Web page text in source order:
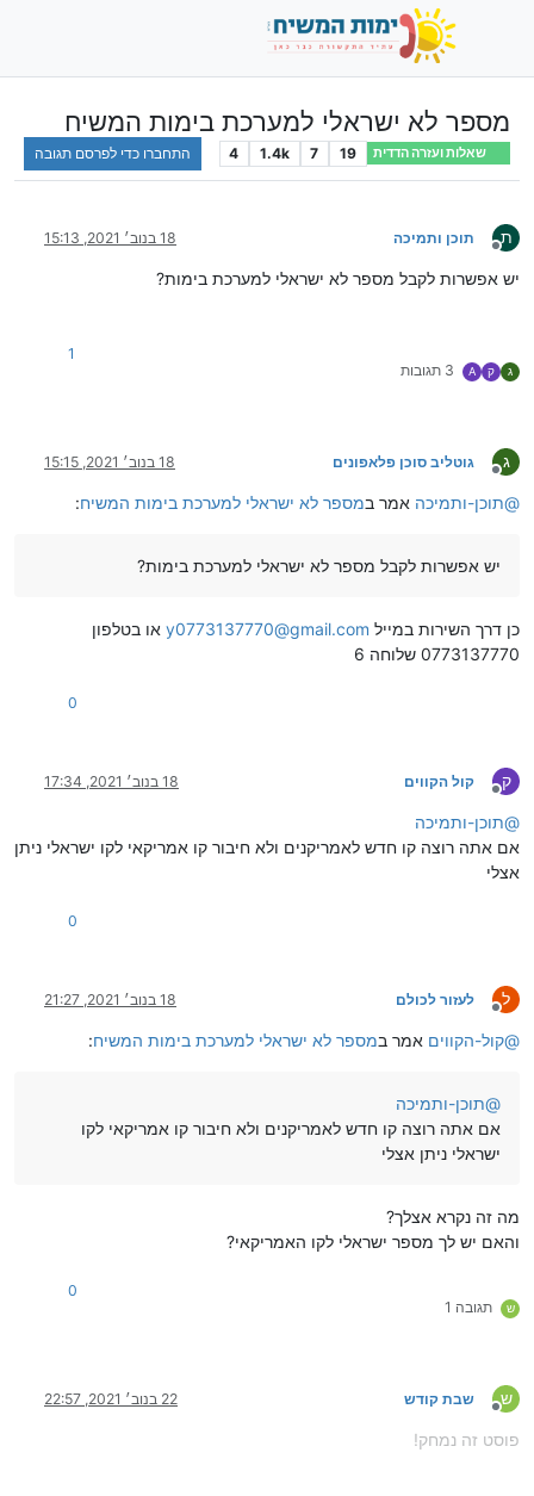
מספר לא ישראלי למערכת בימות המשיח
שאלות ועזרה הדדית 19
7
1.4k
4 התחברו כדי לפרסם תגובה
ת
מנותק
תוכן ותמיכה 18 בנוב׳ 2021, 15:13
יש אפשרות לקבל מספר לא ישראלי למערכת בימות?
ג ק A 3 תגובות
1
ג
מנותק
גוטליב סוכן פלאפונים 18 בנוב׳ 2021, 15:15
@תוכן-ותמיכה אמר במספר לא ישראלי למערכת בימות המשיח:
יש אפשרות לקבל מספר לא ישראלי למערכת בימות?
כן דרך השירות במייל y0773137770@gmail.com או בטלפון
0773137770 שלוחה 6
0
ק
מנותק
קול הקווים 18 בנוב׳ 2021, 17:34
@תוכן-ותמיכה
אם אתה רוצה קו חדש לאמריקנים ולא חיבור קו אמריקאי לקו ישראלי ניתן
אצלי
0
ל
מנותק
לעזור לכולם 18 בנוב׳ 2021, 21:27
@קול-הקווים אמר במספר לא ישראלי למערכת בימות המשיח:
@תוכן-ותמיכה
אם אתה רוצה קו חדש לאמריקנים ולא חיבור קו אמריקאי לקו
ישראלי ניתן אצלי
מה זה נקרא אצלך?
והאם יש לך מספר ישראלי לקו האמריקאי?
ש תגובה 1
0
ש
מנותק
שבת קודש 22 בנוב׳ 2021, 22:57
פוסט זה נמחק!